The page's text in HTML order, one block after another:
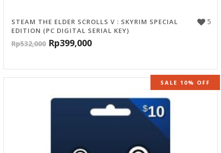
5
STEAM THE ELDER SCROLLS V : SKYRIM SPECIAL
EDITION (PC DIGITAL SERIAL KEY)
Rp532,000 Rp399,000
SALE 10% OFF